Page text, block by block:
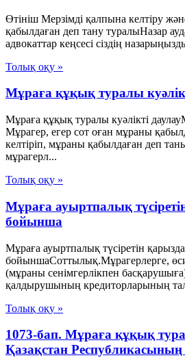
Өтініш Мерзімді қалпына келтіру
қабылдаған деп тану туралыНазар
адвокаттар кеңсесі сіздің
Толық оқу »
Мұраға құқық туралы
Мұраға құқық туралы куәлікті
Мұрагер, егер сот оған мұраны
келтіріп, мұраны қабылдаған деп
мұрагерл...
Толық оқу »
Мұраға ауыртпалық
бойынша
Мұраға ауыртпалық түсіретін
бойыншаСоттылық.Мұрагерлерге,
(мұраны сенімгерлікпен
қалдырушының кредиторларының
Толық оқу »
1073-бап. Мұраға құқық
Қазақстан